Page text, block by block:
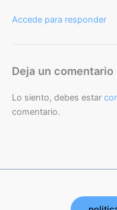
Accede para responder
Deja un comentario
Lo siento, debes estar
comentario.